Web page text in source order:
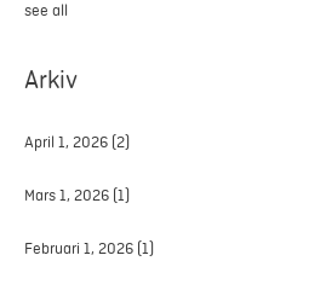
see all
Arkiv
April 1, 2026 (2)
Mars 1, 2026 (1)
Februari 1, 2026 (1)